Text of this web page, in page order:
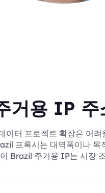
거용 IP 주
이터 프로젝트 확장은 어려
프록시는 대역폭이나 목
Brazil 주거용 IP는 시장